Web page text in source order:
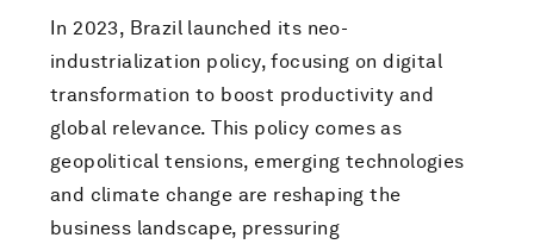
In 2023, Brazil launched its neo-
industrialization policy, focusing on digital
transformation to boost productivity and
global relevance. This policy comes as
geopolitical tensions, emerging technologies
and climate change are reshaping the
business landscape, pressuring